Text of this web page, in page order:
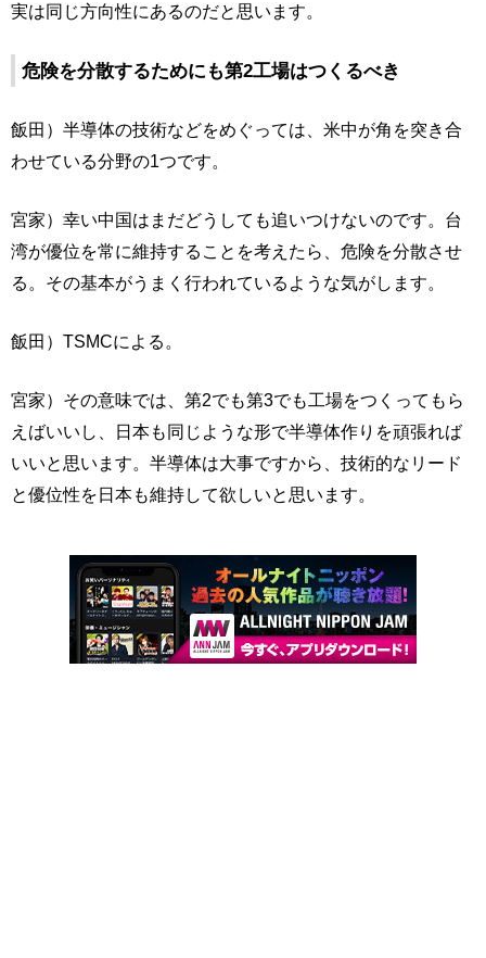
実は同じ方向性にあるのだと思います。
危険を分散するためにも第2工場はつくるべき
飯田）半導体の技術などをめぐっては、米中が角を突き合
わせている分野の1つです。
宮家）幸い中国はまだどうしても追いつけないのです。台
湾が優位を常に維持することを考えたら、危険を分散させ
る。その基本がうまく行われているような気がします。
飯田）TSMCによる。
宮家）その意味では、第2でも第3でも工場をつくってもら
えばいいし、日本も同じような形で半導体作りを頑張れば
いいと思います。半導体は大事ですから、技術的なリード
と優位性を日本も維持して欲しいと思います。